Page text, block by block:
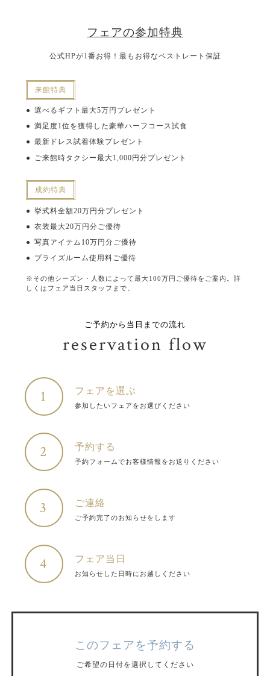
フェアの参加特典
公式HPが1番お得！最もお得なベストレート保証
来館特典
選べるギフト最大5万円プレゼント
満足度1位を獲得した豪華ハーフコース試食
最新ドレス試着体験プレゼント
ご来館時タクシー最大1,000円分プレゼント
成約特典
挙式料全額20万円分プレゼント
衣装最大20万円分ご優待
写真アイテム10万円分ご優待
ブライズルーム使用料ご優待
※その他シーズン・人数によって最大100万円ご優待をご案内。詳
しくはフェア当日スタッフまで。
ご予約から当日までの流れ
reservation flow
1 フェアを選ぶ
参加したいフェアをお選びください
2 予約する
予約フォームでお客様情報をお送りください
3 ご連絡
ご予約完了のお知らせをします
4 フェア当日
お知らせした日時にお越しください
このフェアを予約する
ご希望の日付を選択してください